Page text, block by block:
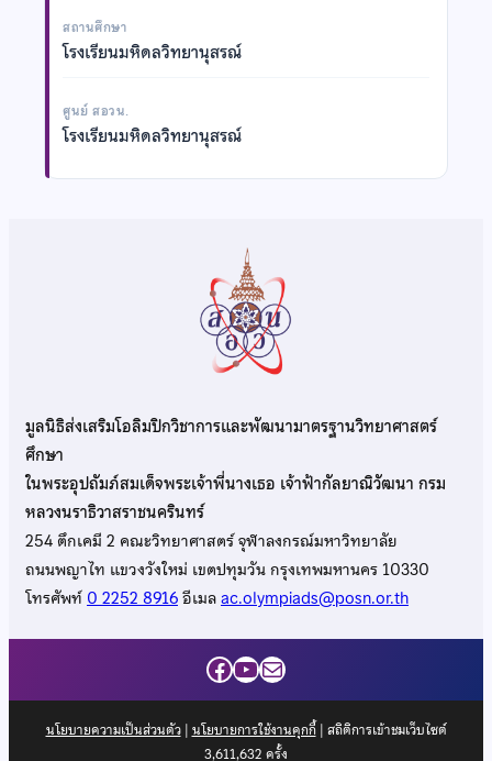
สถานศึกษา
โรงเรียนมหิดลวิทยานุสรณ์
ศูนย์ สอวน.
โรงเรียนมหิดลวิทยานุสรณ์
มูลนิธิส่งเสริมโอลิมปิกวิชาการและพัฒนามาตรฐานวิทยาศาสตร์
ศึกษา
ในพระอุปถัมภ์สมเด็จพระเจ้าพี่นางเธอ เจ้าฟ้ากัลยาณิวัฒนา กรม
หลวงนราธิวาสราชนครินทร์
254 ตึกเคมี 2 คณะวิทยาศาสตร์ จุฬาลงกรณ์มหาวิทยาลัย
ถนนพญาไท แขวงวังใหม่ เขตปทุมวัน กรุงเทพมหานคร 10330
โทรศัพท์0 2252 8916อีเมลac.olympiads@posn.or.th
Facebook
YouTube
Mail
นโยบายความเป็นส่วนตัว| นโยบายการใช้งานคุกกี้| สถิติการเข้าชมเว็บไซต์
3,611,632 ครั้ง